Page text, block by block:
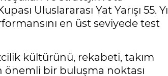
Uluslararası Yat Yarışı 55. Yıl
en üst seviyede test
kültürünü, rekabeti, takım
önemli bir buluşma noktası